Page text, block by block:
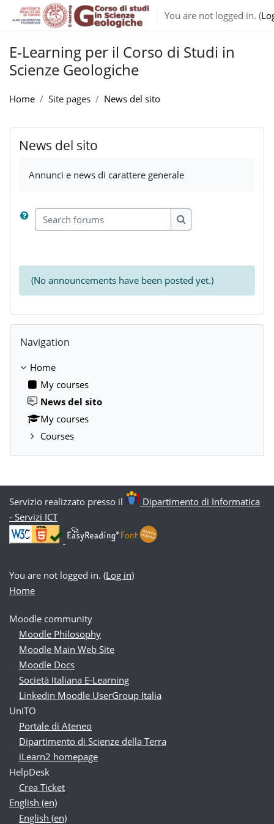
Skip to main content
You are not logged in. (
E-Learning per il Corso di Studi in
Scienze Geologiche
Home Site pages News del sito
News del sito
Annunci e news di carattere generale
Search forums
Search forums
(No announcements have been posted yet.)
Navigation
Home
My courses
News del sito
My courses
Courses
Servizio realizzato presso il
Dipartimento di Informatica
- Servizi ICT
You are not logged in. (Log in)
Home
Moodle community
Moodle Philosophy
Moodle Main Web Site
Moodle Docs
Società Italiana E-Learning
Linkedin Moodle UserGroup Italia
UniTO
Portale di Ateneo
Dipartimento di Scienze della Terra
iLearn2 homepage
HelpDesk
Crea Ticket
English ‎(en)‎
English ‎(en)‎